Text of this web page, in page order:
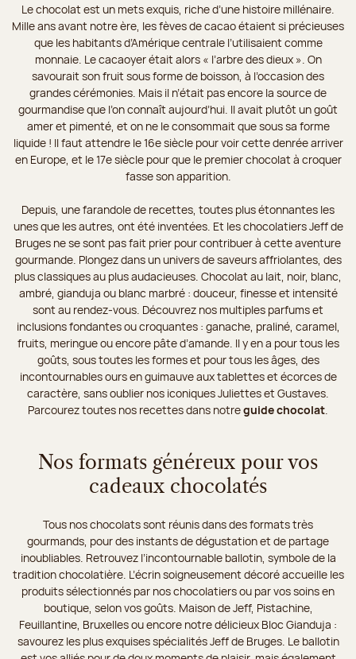
Le chocolat est un mets exquis, riche d’une histoire millénaire.
Mille ans avant notre ère, les fèves de cacao étaient si précieuses
que les habitants d’Amérique centrale l’utilisaient comme
monnaie. Le cacaoyer était alors « l’arbre des dieux ». On
savourait son fruit sous forme de boisson, à l’occasion des
grandes cérémonies. Mais il n’était pas encore la source de
gourmandise que l’on connaît aujourd’hui. Il avait plutôt un goût
amer et pimenté, et on ne le consommait que sous sa forme
liquide ! Il faut attendre le 16e siècle pour voir cette denrée arriver
en Europe, et le 17e siècle pour que le premier chocolat à croquer
fasse son apparition.
Depuis, une farandole de recettes, toutes plus étonnantes les
unes que les autres, ont été inventées. Et les chocolatiers Jeff de
Bruges ne se sont pas fait prier pour contribuer à cette aventure
gourmande. Plongez dans un univers de saveurs affriolantes, des
plus classiques au plus audacieuses. Chocolat au lait, noir, blanc,
ambré, gianduja ou blanc marbré : douceur, finesse et intensité
sont au rendez-vous. Découvrez nos multiples parfums et
inclusions fondantes ou croquantes : ganache, praliné, caramel,
fruits, meringue ou encore pâte d’amande. Il y en a pour tous les
goûts, sous toutes les formes et pour tous les âges, des
incontournables ours en guimauve aux tablettes et écorces de
caractère, sans oublier nos iconiques Juliettes et Gustaves.
Parcourez toutes nos recettes dans notreguide chocolat
Nos formats généreux pour vos
cadeaux chocolatés
Tous nos chocolats sont réunis dans des formats très
gourmands, pour des instants de dégustation et de partage
inoubliables. Retrouvez l’incontournable ballotin, symbole de la
tradition chocolatière. L’écrin soigneusement décoré accueille les
produits sélectionnés par nos chocolatiers ou par vos soins en
boutique, selon vos goûts. Maison de Jeff, Pistachine,
Feuillantine, Bruxelles ou encore notre délicieux Bloc Gianduja :
savourez les plus exquises spécialités Jeff de Bruges. Le ballotin